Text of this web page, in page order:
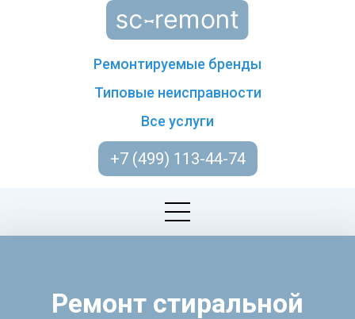
Ремонтируемые бренды
Типовые неисправности
Все услуги
+7 (499) 113-44-74
Ремонт стиральной